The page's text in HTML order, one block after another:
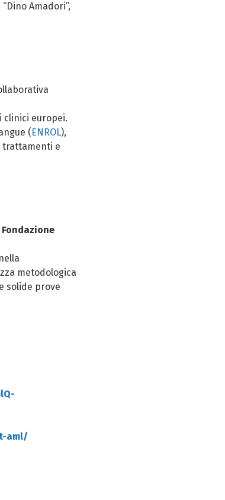
Amadori”,
europei.
( ENROL),
trattamenti e
Fondazione
metodologica
solide prove
aml/